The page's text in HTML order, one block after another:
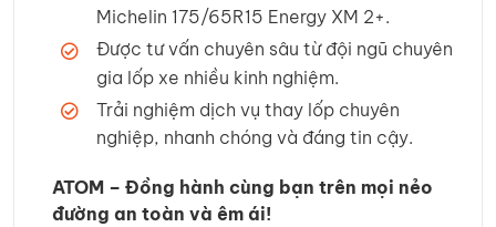
Michelin 175/65R15 Energy XM 2+.
Được tư vấn chuyên sâu từ đội ngũ chuyên
gia lốp xe nhiều kinh nghiệm.
Trải nghiệm dịch vụ thay lốp chuyên
nghiệp, nhanh chóng và đáng tin cậy.
ATOM – Đồng hành cùng bạn trên mọi nẻo
đường an toàn và êm ái!